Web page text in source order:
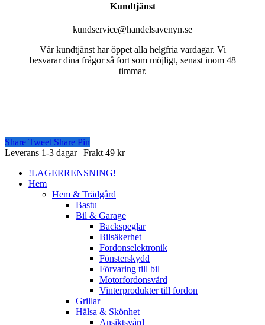
Kundtjänst
kundservice@handelsavenyn.se
Vår kundtjänst har öppet alla helgfria vardagar. Vi
besvarar dina frågor så fort som möjligt, senast inom 48
timmar.
Share Tweet Share Pin
Close
Leverans 1-3 dagar | Frakt 49 kr
!LAGERRENSNING!
Hem
Hem & Trädgård
Bastu
Bil & Garage
Backspeglar
Bilsäkerhet
Fordonselektronik
Fönsterskydd
Förvaring till bil
Motorfordonsvård
Vinterprodukter till fordon
Grillar
Hälsa & Skönhet
Ansiktsvård